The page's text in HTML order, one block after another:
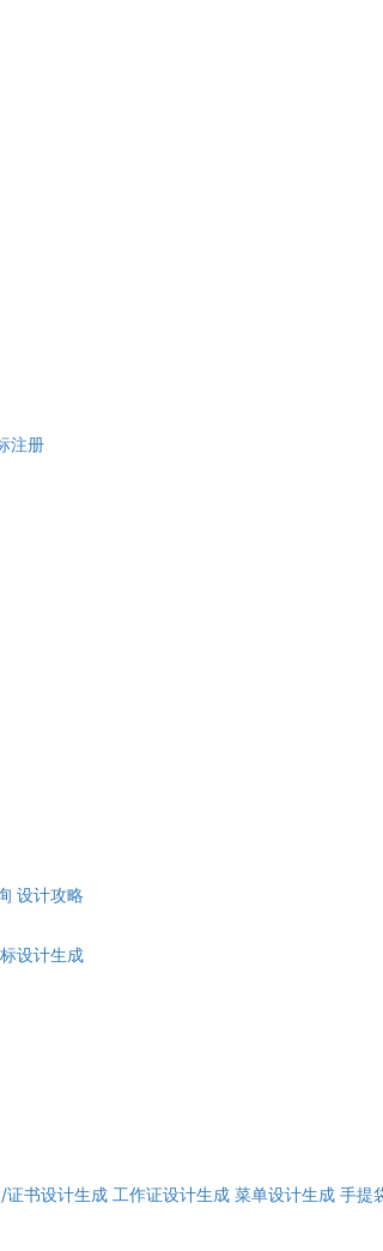
注册
设计攻略
设计生成
证书设计生成 工作证设计生成 菜单设计生成 手提